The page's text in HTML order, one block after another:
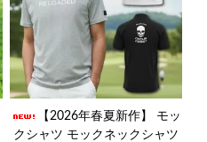
【2026年春夏新作】 モッ
クシャツ モックネックシャツ